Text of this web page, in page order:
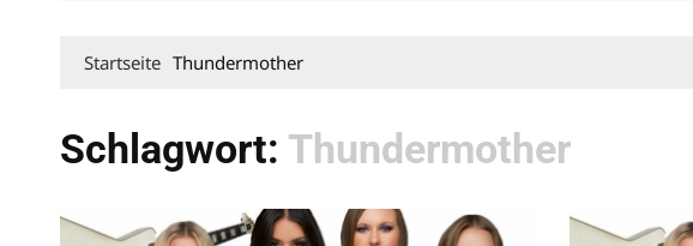
Startseite Thundermother
Schlagwort: Thundermother